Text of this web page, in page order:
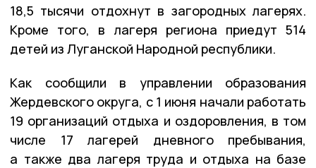
18,5 тысячи отдохнут в загородных лагерях.
Кроме того, в лагеря региона приедут 514
детей из Луганской Народной республики.
Как сообщили в управлении образования
Жердевского округа, с 1 июня начали работать
19 организаций отдыха и оздоровления, в том
числе 17 лагерей дневного пребывания,
а также два лагеря труда и отдыха на базе